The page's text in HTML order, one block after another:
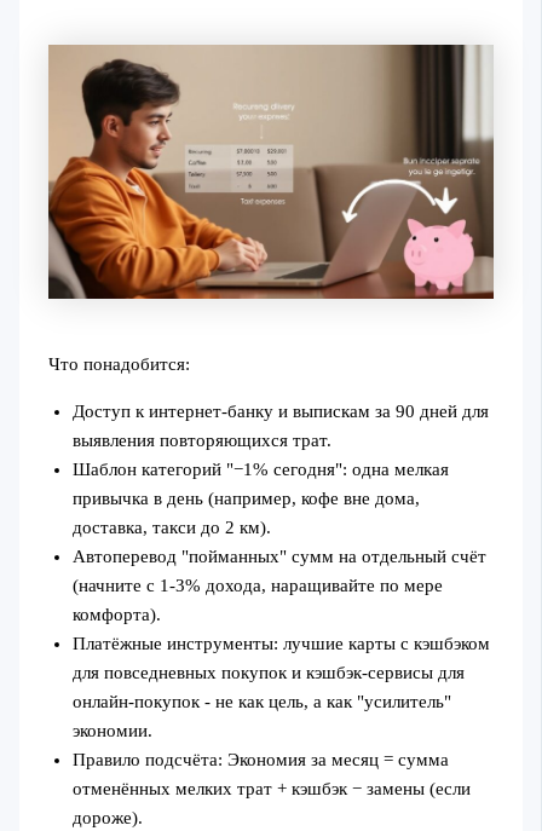
Что понадобится:
Доступ к интернет‑банку и выпискам за 90 дней для
выявления повторяющихся трат.
Шаблон категорий "−1% сегодня": одна мелкая
привычка в день (например, кофе вне дома,
доставка, такси до 2 км).
Автоперевод "пойманных" сумм на отдельный счёт
(начните с 1-3% дохода, наращивайте по мере
комфорта).
Платёжные инструменты: лучшие карты с кэшбэком
для повседневных покупок и кэшбэк‑сервисы для
онлайн‑покупок - не как цель, а как "усилитель"
экономии.
Правило подсчёта: Экономия за месяц = сумма
отменённых мелких трат + кэшбэк − замены (если
дороже).